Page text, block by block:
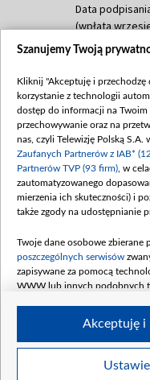
Data
(wpłata
Dofinansowanie
(wpłata
mln, listopad
Data
(wpłata
Data
kwiecień 180
czerwca 90
4 sierpnia 250
Szanujemy Twoją
Kliknij "Akceptuję i przechodzę
korzystanie z technologii
dostęp do informacji na
przechowywanie oraz na
nas, czyli Telewizję Polską S.A.
Zaufanych Partnerów z IAB*
Partnerów TVP (93 firm) , w
zautomatyzowanego
mierzenia ich skuteczności) i
także zgody na udostępnianie
Twoje dane osobowe zbierane
poszczególnych serwisów
zapisywane za pomocą
WWW lub innych podobnych
Twoje dane osobowe zbierane
Akceptuję i